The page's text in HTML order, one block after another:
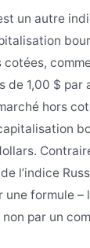
un autre
de 1,00 $ par
hors
l’indice
formule –
par un